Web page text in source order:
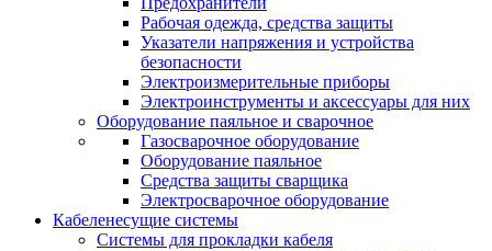
Рабочая одежда, средства защиты
Указатели напряжения и устройства
безопасности
Электроизмерительные приборы
Электроинструменты и аксессуары для них
Оборудование паяльное и сварочное
Газосварочное оборудование
Оборудование паяльное
Средства защиты сварщика
Электросварочное оборудование
Кабеленесущие системы
Системы для прокладки кабеля